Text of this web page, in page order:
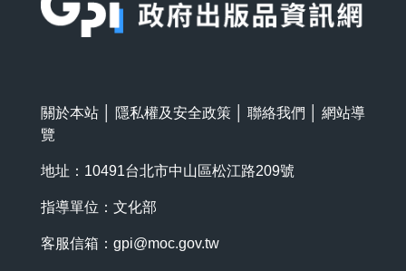
關於本站 隱私權及安全政策 聯絡我們
網站導
覽
地址：10491台北市中山區松江路209號
指導單位：文化部
客服信箱： gpi@moc.gov.tw